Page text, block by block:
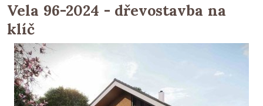
Vela 96-2024 - dřevostavba na
klíč